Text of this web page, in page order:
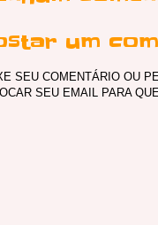
um
SEU COMENTÁRIO OU
SEU EMAIL PARA